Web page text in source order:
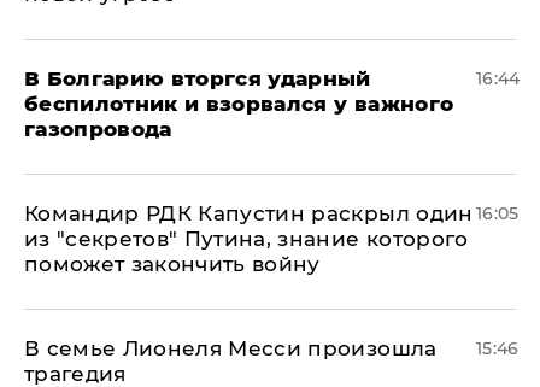
В Болгарию вторгся ударный
беспилотник и взорвался у важного
газопровода
16:44
Командир РДК Капустин раскрыл один
из "секретов" Путина, знание которого
поможет закончить войну
16:05
В семье Лионеля Месси произошла
трагедия
15:46